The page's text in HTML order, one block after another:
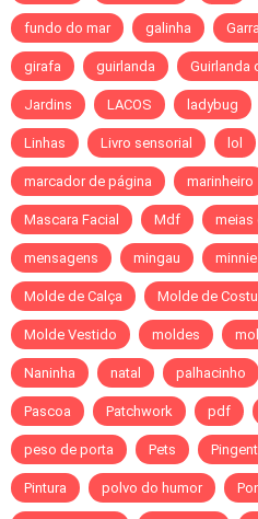
fundo do mar galinha
girafa guirlanda Guirlanda
Jardins LACOS ladybug
Linhas Livro sensorial lol
marcador de página marinheiro
Mascara Facial Mdf meias
mensagens mingau minnie
Molde de Calça Molde de
Molde Vestido moldes
Naninha natal palhacinho
Pascoa Patchwork pdf
peso de porta Pets
Pintura polvo do humor